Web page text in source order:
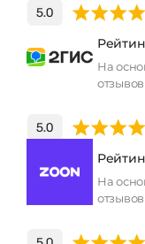
На
отзывов
На
отзывов